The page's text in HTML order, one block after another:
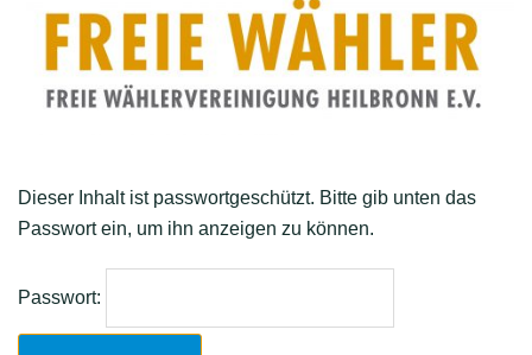
Dieser Inhalt ist passwortgeschützt. Bitte gib unten das
Passwort ein, um ihn anzeigen zu können.
Passwort: